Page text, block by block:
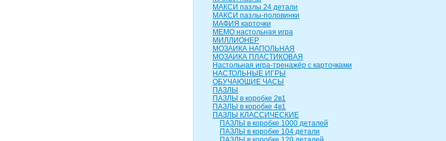
МАКСИ пазлы 24 детали
МАКСИ пазлы-половинки
МАФИЯ карточки
МЕМО настольная игра
МИЛЛИОНЕР
МОЗАИКА НАПОЛЬНАЯ
МОЗАИКА ПЛАСТИКОВАЯ
Настольная игра-тренажёр с карточками
НАСТОЛЬНЫЕ ИГРЫ
ОБУЧАЮЩИЕ ЧАСЫ
ПАЗЛЫ
ПАЗЛЫ в коробке 2в1
ПАЗЛЫ в коробке 4в1
ПАЗЛЫ КЛАССИЧЕСКИЕ
ПАЗЛЫ в коробке 1000 деталей
ПАЗЛЫ в коробке 104 детали